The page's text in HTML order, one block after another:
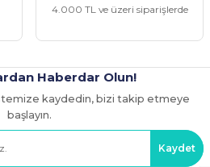
Gönder
4.000 TL ve üzeri siparişlerde
Haberdar Olun!
kaydedin, bizi takip etmeye
başlayın.
Kaydet